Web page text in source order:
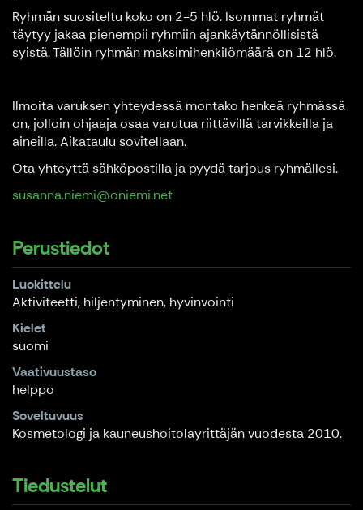
Ryhmän suositeltu koko on 2-5 hlö. Isommat ryhmät
täytyy jakaa pienempii ryhmiin ajankäytännöllisistä
syistä. Tällöin ryhmän maksimihenkilömäärä on 12 hlö.
Ilmoita varuksen yhteydessä montako henkeä ryhmässä
on, jolloin ohjaaja osaa varutua riittävillä tarvikkeilla ja
aineilla. Aikataulu sovitellaan.
Ota yhteyttä sähköpostilla ja pyydä tarjous ryhmällesi.
susanna.niemi@oniemi.net
Perustiedot
Luokittelu
Aktiviteetti, hiljentyminen, hyvinvointi
Kielet
suomi
Vaativuustaso
helppo
Soveltuvuus
Kosmetologi ja kauneushoitolayrittäjän vuodesta 2010.
Tiedustelut